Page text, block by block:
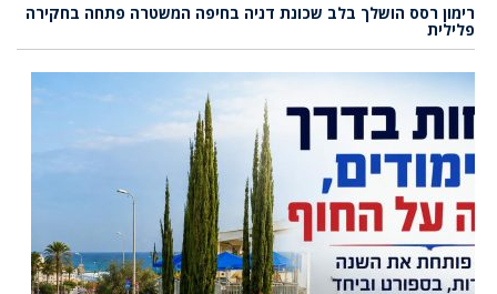
רימון רסס הושלך בלב שכונת דניה בחיפה המשטרה פתחה בחקירה
פלילית